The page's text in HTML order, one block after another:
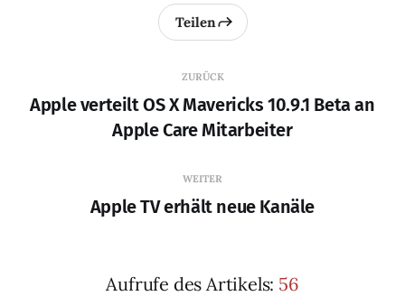
ZURÜCK
Apple verteilt OS X Mavericks 10.9.1 Beta an
Apple Care Mitarbeiter
Teilen
WEITER
Apple TV erhält neue Kanäle
Aufrufe des Artikels: 56